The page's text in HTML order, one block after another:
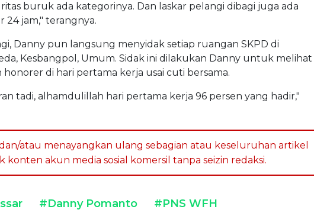
buruk ada kategorinya. Dan laskar pelangi dibagi juga ada
24 jam," terangnya.
Danny pun langsung menyidak setiap ruangan SKPD di
Kesbangpol, Umum. Sidak ini dilakukan Danny untuk melihat
honorer di hari pertama kerja usai cuti bersama.
tadi, alhamdulillah hari pertama kerja 96 persen yang hadir,"
atau menayangkan ulang sebagian atau keseluruhan artikel
konten akun media sosial komersil tanpa seizin redaksi.
#Danny Pomanto #PNS WFH